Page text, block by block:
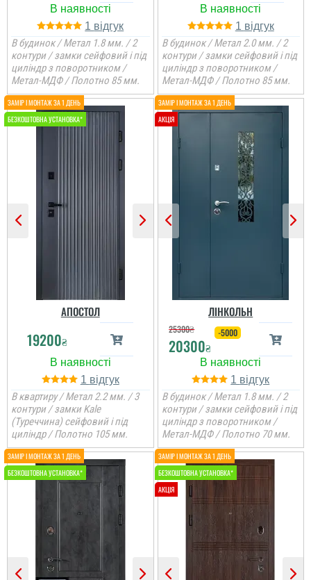
Роман
Шукав двері для
приватного будинку, щоб
було хороше покриття і
був зовнішній вигляд
чудовий , ну і щоб ціна
радувала теж. ...
Коля
Не переплачуєш
посереднику і купуєш
двері напряму у
виробника, тому якщо
цінуєте свої кошти і вам
потрібні двері, то вам
сюди. ...
1
В будинок / Метал 1.8 мм. / 2
контури / замки сейфовий і під
циліндр з поворотником /
Метал-МДФ / Полотно 85 мм.
1
В будинок / Метал 2.0 мм. / 2
контури / замки сейфовий і під
циліндр з поворотником /
Метал-МДФ / Полотно 85 мм.
АПОСТОЛ
19200₴
1
В квартиру / Метал 2.2 мм. / 3
контури / замки Kale
(Туреччина) сейфовий і під
циліндр / Полотно 105 мм.
ЛІНКОЛЬН
25300₴
20300₴
-5000
1
В будинок / Метал 1.8 мм. / 2
контури / замки сейфовий і під
циліндр з поворотником /
Метал-МДФ / Полотно 70 мм.